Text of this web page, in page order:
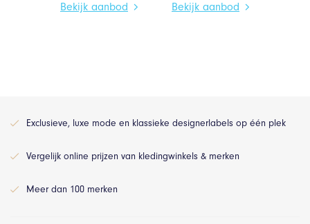
Bekijk aanbod Bekijk aanbod
Exclusieve, luxe mode en klassieke designerlabels op één plek
Vergelijk online prijzen van kledingwinkels & merken
Meer dan 100 merken